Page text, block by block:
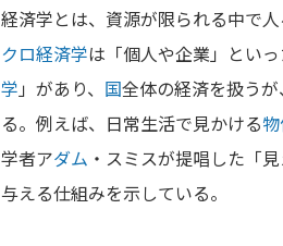
経済学とは、資源が限られる中で
クロ経済学は「個人や企業」とい
学 」があり、 国全体の経済を扱うが、
る。例えば、日常生活で見かける
学者アダム ・スミスが提唱した「
与える仕組みを示している。